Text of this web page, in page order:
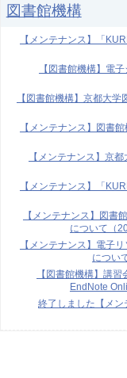
図書館機構
【メンテナンス】「
【図書館機構】電
【図書館機構】京都大
【メンテナンス】図書
【メンテナンス】京
【メンテナンス】「
【メンテナンス】図書
について（
【メンテナンス】電子
につい
【図書館機構】講
EndNote
終了しました【メ